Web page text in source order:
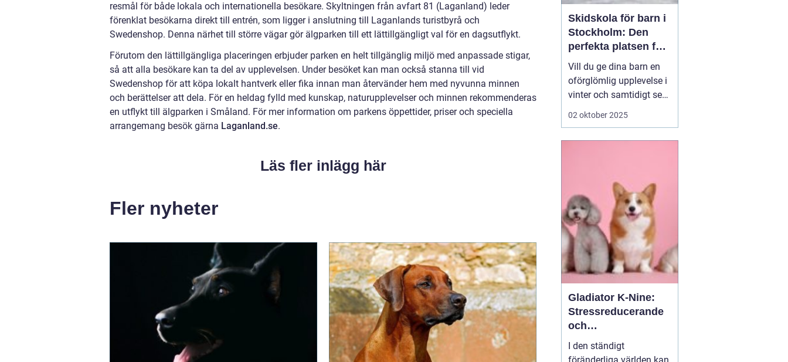
resmål för både lokala och internationella besökare. Skyltningen från avfart 81 (Laganland) leder
förenklat besökarna direkt till entrén, som ligger i anslutning till Laganlands turistbyrå och
Swedenshop. Denna närhet till större vägar gör älgparken till ett lättillgängligt val för en dagsutflykt.
Förutom den lättillgängliga placeringen erbjuder parken en helt tillgänglig miljö med anpassade stigar,
så att alla besökare kan ta del av upplevelsen. Under besöket kan man också stanna till vid
Swedenshop för att köpa lokalt hantverk eller fika innan man återvänder hem med nyvunna minnen
och berättelser att dela. För en heldag fylld med kunskap, naturupplevelser och minnen rekommenderas
en utflykt till älgparken i Småland. För mer information om parkens öppettider, priser och speciella
arrangemang besök gärna Laganland.se.
Läs fler inlägg här
Fler nyheter
Skidskola för barn i
Stockholm: Den
perfekta platsen för
små blivande
skidåkare
Vill du ge dina barn en
oförglömlig upplevelse i
vinter och samtidigt se
dem utvecklas på
erbjuder många
möjligheter f&o...
02 oktober 2025
Gladiator K-Nine:
Stressreducerande
och
ångestdämpande
hundhalsband
I den ständigt